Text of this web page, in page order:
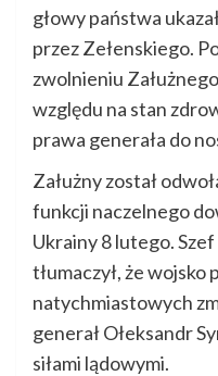
głowy państwa
przez Zełenskiego.
zwolnieniu
względu na stan
prawa generała do
Załużny został
funkcji naczelnego
Ukrainy 8 lutego.
tłumaczył, że wojsko
natychmiastowych
generał Ołeksandr
siłami lądowymi.